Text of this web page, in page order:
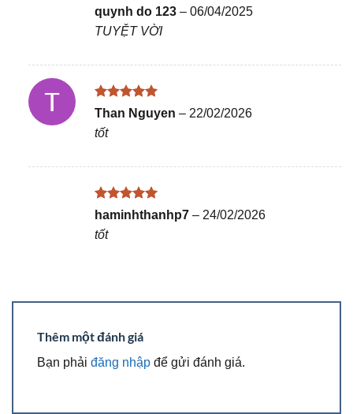
Được xếp
hạng
sao
quynh do 123 – 06/04/2025
TUYỆT VỜI
Được xếp
5
sao
Than Nguyen – 22/02/2026
tốt
Được xếp
sao
haminhthanhp7 – 24/02/2026
tốt
Thêm một đánh giá
Bạn phải đăng nhập để gửi đánh giá.